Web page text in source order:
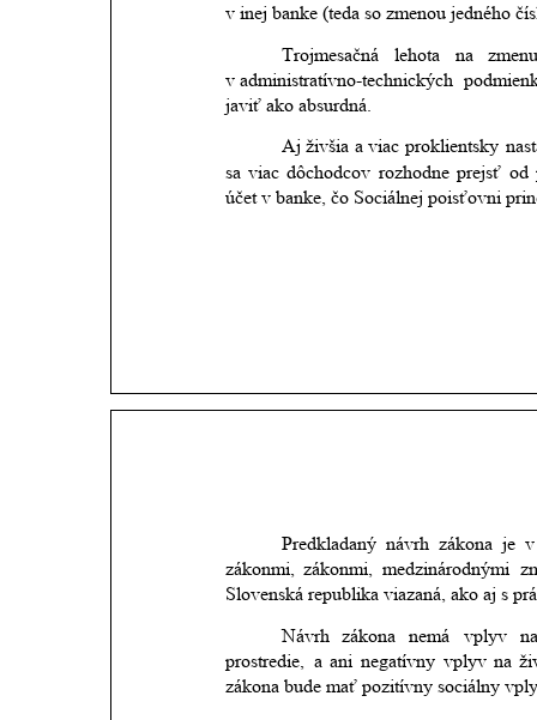
v inej banke (teda so zmenou jedného
Trojmesačná lehota na
v administratívno-technických
javiť ako absurdná.
Aj živšia a viac proklientsky
sa viac dôchodcov rozhodne prejsť od
účet v banke, čo Sociálnej poisťovni
Predkladaný návrh zákona je v
zákonmi,
zákonmi, medzinárodnými
Slovenská republika viazaná, ako aj s
Návrh zákona nemá vplyv
na
prostredie,
a ani negatívny vplyv na
zákona bude mať pozitívny sociálny